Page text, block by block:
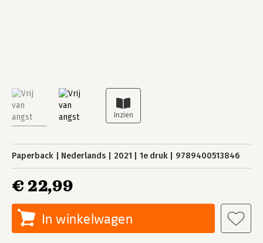
Paperback Nederlands 2021 1e druk 9789400513846
€ 22,99
In winkelwagen